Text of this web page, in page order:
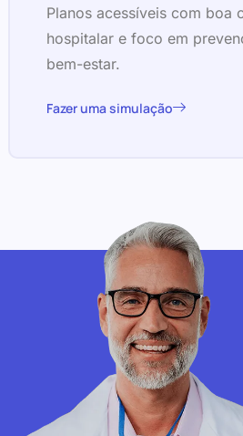
Planos acessíveis com boa
hospitalar e foco em
bem-estar.
Fazer uma simulação